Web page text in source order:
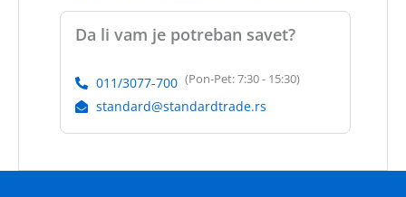
Da li vam je potreban savet?
011/3077-700 (Pon-Pet: 7:30 - 15:30)
standard@standardtrade.rs